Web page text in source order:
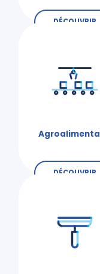
DÉCOUVRIR
DÉCOUVRIR